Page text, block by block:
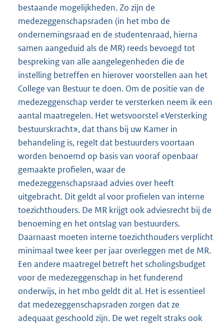
bestaande mogelijkheden. Zo zijn de
medezeggenschapsraden (in het mbo de
ondernemingsraad en de studentenraad, hierna
samen aangeduid als de MR) reeds bevoegd tot
bespreking van alle aangelegenheden die de
instelling betreffen en hierover voorstellen aan het
College van Bestuur te doen. Om de positie van de
medezeggenschap verder te versterken neem ik een
aantal maatregelen. Het wetsvoorstel «Versterking
bestuurskracht», dat thans bij uw Kamer in
behandeling is, regelt dat bestuurders voortaan
worden benoemd op basis van vooraf openbaar
gemaakte profielen, waar de
medezeggenschapsraad advies over heeft
uitgebracht. Dit geldt al voor profielen van interne
toezichthouders. De MR krijgt ook adviesrecht bij de
benoeming en het ontslag van bestuurders.
Daarnaast moeten interne toezichthouders verplicht
minimaal twee keer per jaar overleggen met de MR.
Een andere maatregel betreft het scholingsbudget
voor de medezeggenschap in het funderend
onderwijs, in het mbo geldt dit al. Het is essentieel
dat medezeggenschapsraden zorgen dat ze
adequaat geschoold zijn. De wet regelt straks ook